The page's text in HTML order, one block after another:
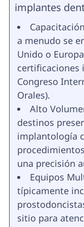
implantes
a menudo se
Unido o
certificaciones
Congreso
Orales).
Alto
destinos
implantología
una precisión
Equipos
típicamente
sitio para